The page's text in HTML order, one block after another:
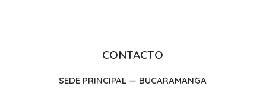
CONTACTO
SEDE PRINCIPAL — BUCARAMANGA